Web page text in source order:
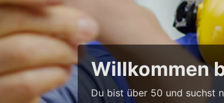
Willkommen
Du bist über 50 und suchst